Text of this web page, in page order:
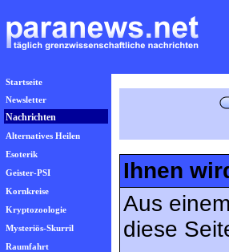
Startseite
Newsletter
Nachrichten
Alternatives Heilen
Esoterik
Geister-PSI
Kornkreise
Kryptozoologie
Mysteriös-Skurril
Raumfahrt
Ihnen
Aus
diese